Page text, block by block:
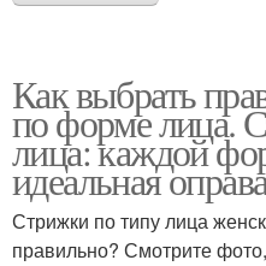
Как выбрать
по форме лица.
лица: каждой
идеальная
Стрижки по типу лица
правильно? Смотрите фото,